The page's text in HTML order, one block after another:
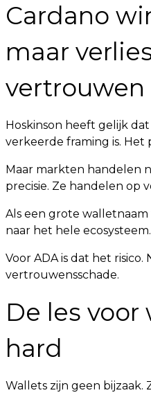
Cardano
maar
vertrouwen
Hoskinson heeft gelijk dat
verkeerde framing is. Het
Maar markten handelen
precisie. Ze handelen op
Als een grote
naar het hele
Voor ADA is dat het
vertrouwensschade.
De les voor
hard
Wallets zijn geen bijzaak.